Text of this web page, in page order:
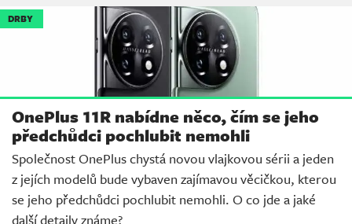
DRBY
OnePlus 11R nabídne něco, čím se jeho
předchůdci pochlubit nemohli
Společnost OnePlus chystá novou vlajkovou sérii a jeden
z jejích modelů bude vybaven zajímavou věcičkou, kterou
se jeho předchůdci pochlubit nemohli. O co jde a jaké
další detaily známe?